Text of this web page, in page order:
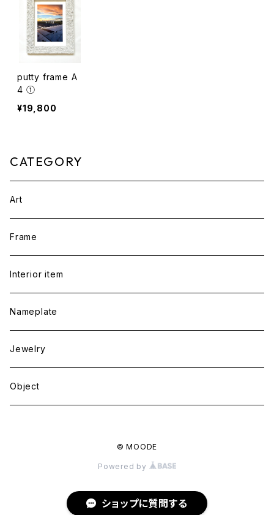
putty frame A
4 ①
¥19,800
CATEGORY
Art
Frame
Interior item
Nameplate
Jewelry
Object
© MOODE
Powered by
ショップに質問する